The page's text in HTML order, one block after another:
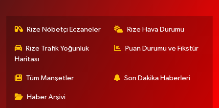
Rize Nöbetçi Eczaneler Rize Hava Durumu
Rize Trafik Yoğunluk
Haritası
Puan Durumu ve Fikstür
Tüm Manşetler Son Dakika Haberleri
Haber Arşivi